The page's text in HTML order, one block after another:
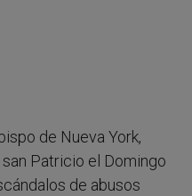
de Nueva York,
Patricio el Domingo
de abusos